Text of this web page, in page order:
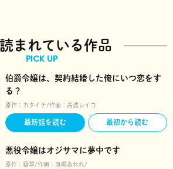
まれている作品
PICK UP
伯爵令嬢は、契約結婚した俺にいつ恋をす
る？
原作： カタイチ 作画： 高透レイコ
最新話を読む 最初から読む
悪役令嬢はオジサマに夢中です
原作： 翡翠 作画： 落槻あれれ